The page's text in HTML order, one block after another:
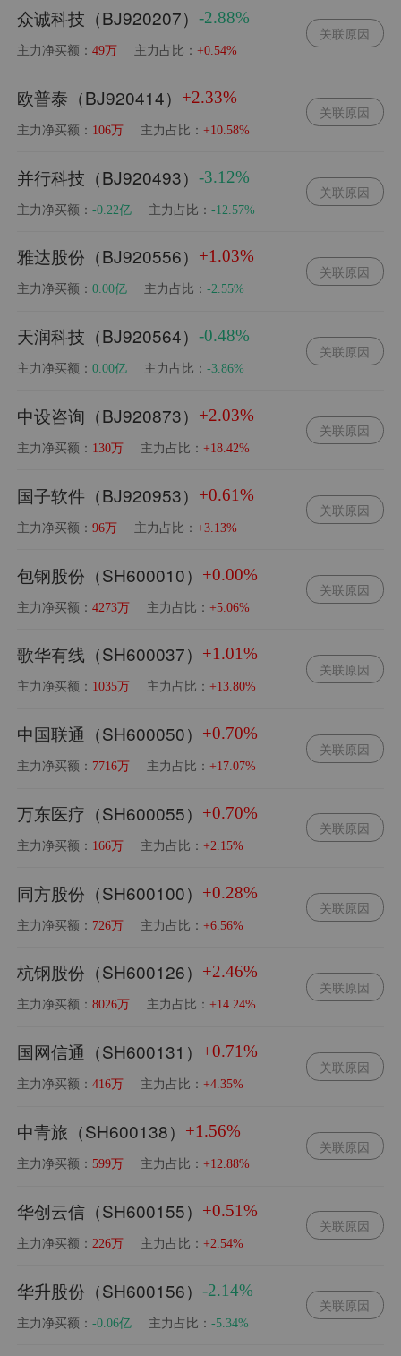
众诚科技（BJ920207）-2.88%
主力净买额：49万 主力占比：+0.54%
关联原因
欧普泰（BJ920414） +2.33%
主力净买额： 106万 主力占比：+10.58%
关联原因
并行科技（BJ920493）-3.12%
主力净买额：-0.22亿 主力占比：-12.57%
关联原因
雅达股份（BJ920556） +1.03%
主力净买额：0.00亿 主力占比：-2.55%
关联原因
天润科技（BJ920564）-0.48%
主力净买额：0.00亿 主力占比：-3.86%
关联原因
中设咨询（BJ920873） +2.03%
主力净买额： 130万 主力占比：+18.42%
关联原因
国子软件（BJ920953） +0.61%
主力净买额：96万 主力占比：+3.13%
关联原因
包钢股份（SH600010） +0.00%
主力净买额：4273万 主力占比：+5.06%
关联原因
歌华有线（SH600037） +1.01%
主力净买额： 1035万 主力占比：+13.80%
关联原因
中国联通（SH600050） +0.70%
主力净买额： 7716万 主力占比：+17.07%
关联原因
万东医疗（SH600055） +0.70%
主力净买额： 166万 主力占比：+2.15%
关联原因
同方股份（SH600100） +0.28%
主力净买额： 726万 主力占比：+6.56%
关联原因
杭钢股份（SH600126） +2.46%
主力净买额：8026万 主力占比：+14.24%
关联原因
国网信通（SH600131） +0.71%
主力净买额：416万 主力占比：+4.35%
关联原因
中青旅（SH600138） +1.56%
主力净买额： 599万 主力占比：+12.88%
关联原因
华创云信（SH600155） +0.51%
主力净买额： 226万 主力占比：+2.54%
关联原因
华升股份（SH600156）-2.14%
主力净买额：-0.06亿 主力占比：-5.34%
关联原因